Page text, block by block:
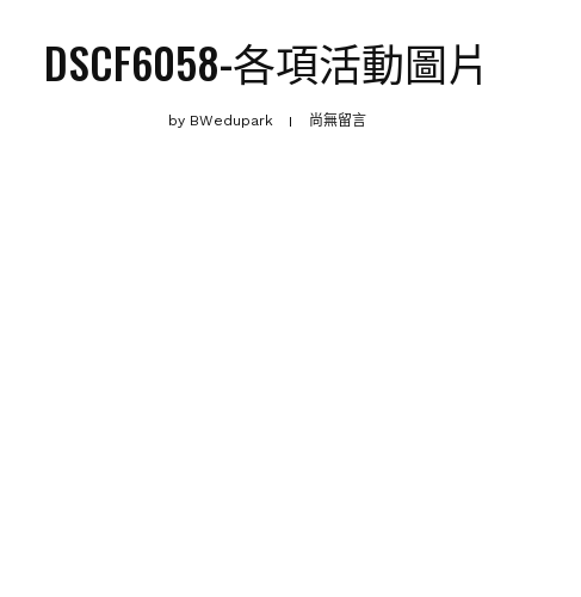
DSCF6058-各項活動圖片
by BWedupark 尚無留言